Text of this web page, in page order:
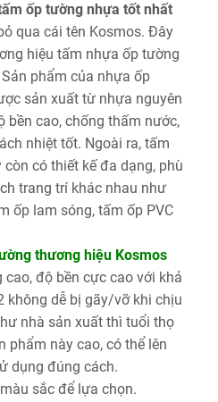
ốp tường nhựa tốt nhất
qua cái tên Kosmos. Đây
hiệu tấm nhựa ốp tường
phẩm của nhựa ốp
sản xuất từ nhựa nguyên
bền cao, chống thấm nước,
nhiệt tốt. Ngoài ra, tấm
có thiết kế đa dạng, phù
trang trí khác nhau như
ốp lam sóng, tấm ốp PVC
thương hiệu Kosmos
độ bền cực cao với khả
không dễ bị gãy/vỡ khi chịu
nhà sản xuất thì tuổi thọ
phẩm này cao, có thể lên
dụng đúng cách.
sắc để lựa chọn.